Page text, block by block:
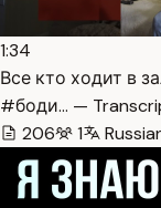
1:34
Все кто ходит в
#боди… —
206
1